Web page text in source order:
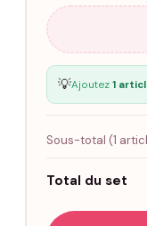
💡Ajoutez 1
Sous-total (1
Total du set